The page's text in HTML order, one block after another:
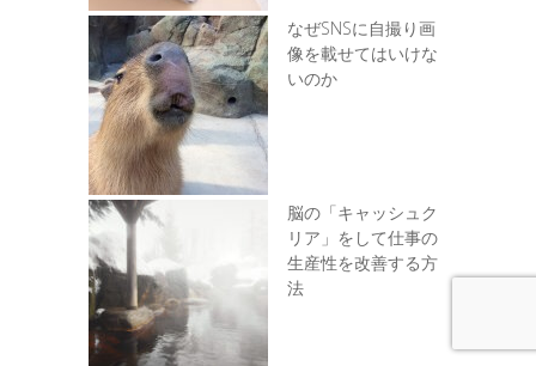
なぜSNSに自撮り画
像を載せてはいけな
いのか
脳の「キャッシュク
リア」をして仕事の
生産性を改善する方
法